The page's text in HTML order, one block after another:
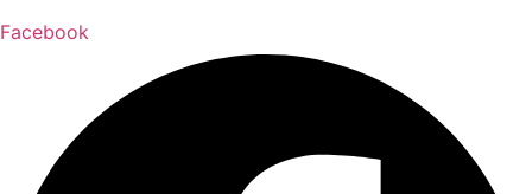
Facebook